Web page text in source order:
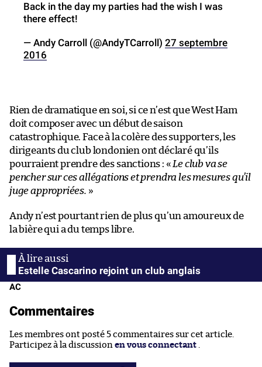
Back in the day my parties had the wish I was
there effect!
— Andy Carroll (@AndyTCarroll) 27 septembre
2016
Rien de dramatique en soi, si ce n’est que West Ham
doit composer avec un début de saison
catastrophique. Face à la colère des supporters, les
dirigeants du club londonien ont déclaré qu’ils
pourraient prendre des sanctions : « Le club va se
pencher sur ces allégations et prendra les mesures qu’il
juge appropriées. »
Andy n’est pourtant rien de plus qu’un amoureux de
la bière qui a du temps libre.
Estelle Cascarino rejoint un club anglais
AC
Commentaires
Les membres ont posté 5 commentaires sur cet article.
Participez à la discussion en vous connectant .